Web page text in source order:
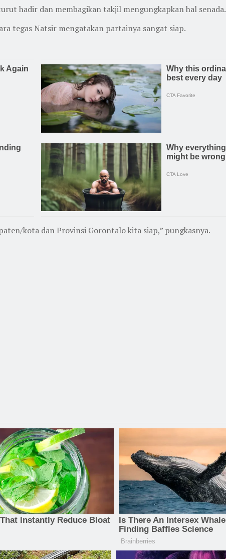
hadir dan membagikan takjil mengungkapkan hal senada.
tegas Natsir mengatakan partainya sangat siap.
kota dan Provinsi Gorontalo kita siap,” pungkasnya.